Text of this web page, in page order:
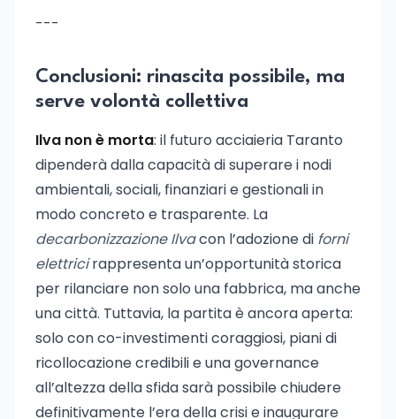
---
Conclusioni: rinascita possibile, ma
serve volontà collettiva
Ilva non è morta: il futuro acciaieria Taranto
dipenderà dalla capacità di superare i nodi
ambientali, sociali, finanziari e gestionali in
modo concreto e trasparente. La
decarbonizzazione Ilvacon l’adozione di forni
elettricirappresenta un’opportunità storica
per rilanciare non solo una fabbrica, ma anche
una città. Tuttavia, la partita è ancora aperta:
solo con co-investimenti coraggiosi, piani di
ricollocazione credibili e una governance
all’altezza della sfida sarà possibile chiudere
definitivamente l’era della crisi e inaugurare